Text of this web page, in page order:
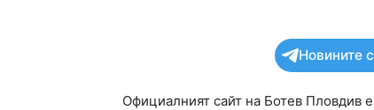
Новините
Официалният сайт на Ботев Пловдив